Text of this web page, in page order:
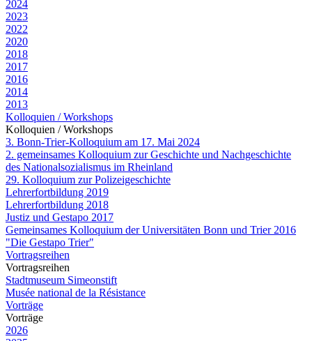
2024
2023
2022
2020
2018
2017
2016
2014
2013
Kolloquien / Workshops
Kolloquien / Workshops
3. Bonn-Trier-Kolloquium am 17. Mai 2024
2. gemeinsames Kolloquium zur Geschichte und Nachgeschichte
des Nationalsozialismus im Rheinland
29. Kolloquium zur Polizeigeschichte
Lehrerfortbildung 2019
Lehrerfortbildung 2018
Justiz und Gestapo 2017
Gemeinsames Kolloquium der Universitäten Bonn und Trier 2016
"Die Gestapo Trier"
Vortragsreihen
Vortragsreihen
Stadtmuseum Simeonstift
Musée national de la Résistance
Vorträge
Vorträge
2026